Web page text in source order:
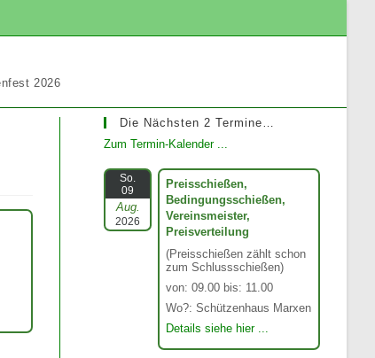
2026
Die Nächsten 2 Termine…
Zum Termin-Kalender ...
So.
09
Aug.
2026
Preisschießen,
Bedingungsschießen,
Vereinsmeister,
Preisverteilung
(Preisschießen zählt schon
zum Schlussschießen)
von: 09.00 bis: 11.00
Wo?: Schützenhaus Marxen
Details siehe hier ...